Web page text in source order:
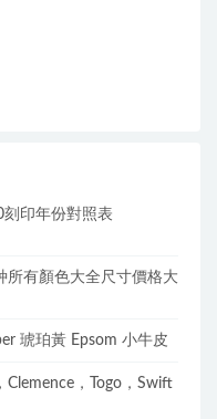
印年份對照表
所有顏色大全尺寸價格大
琥珀黃 Epsom 小牛皮
，Togo，Swift